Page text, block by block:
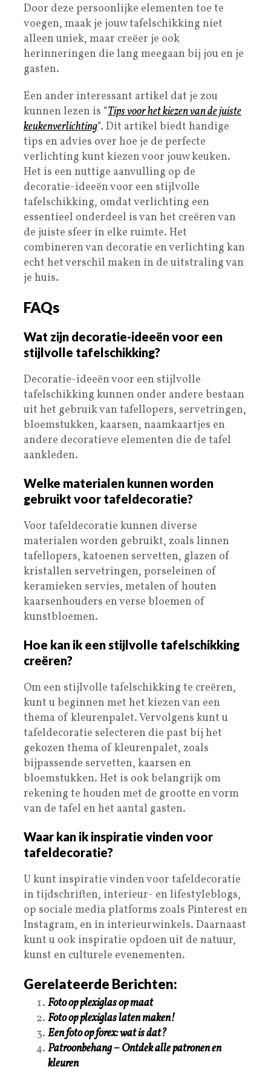
Door deze persoonlijke elementen toe te
voegen, maak je jouw tafelschikking niet
alleen uniek, maar creëer je ook
herinneringen die lang meegaan bij jou en je
gasten.
Een ander interessant artikel dat je zou
kunnen lezen is “Tips voor het kiezen van de juiste
keukenverlichting“. Dit artikel biedt handige
tips en advies over hoe je de perfecte
verlichting kunt kiezen voor jouw keuken.
Het is een nuttige aanvulling op de
decoratie-ideeën voor een stijlvolle
tafelschikking, omdat verlichting een
essentieel onderdeel is van het creëren van
de juiste sfeer in elke ruimte. Het
combineren van decoratie en verlichting kan
echt het verschil maken in de uitstraling van
je huis.
FAQs
Wat zijn decoratie-ideeën voor een
stijlvolle tafelschikking?
Decoratie-ideeën voor een stijlvolle
tafelschikking kunnen onder andere bestaan
uit het gebruik van tafellopers, servetringen,
bloemstukken, kaarsen, naamkaartjes en
andere decoratieve elementen die de tafel
aankleden.
Welke materialen kunnen worden
gebruikt voor tafeldecoratie?
Voor tafeldecoratie kunnen diverse
materialen worden gebruikt, zoals linnen
tafellopers, katoenen servetten, glazen of
kristallen servetringen, porseleinen of
keramieken servies, metalen of houten
kaarsenhouders en verse bloemen of
kunstbloemen.
Hoe kan ik een stijlvolle tafelschikking
creëren?
Om een stijlvolle tafelschikking te creëren,
kunt u beginnen met het kiezen van een
thema of kleurenpalet. Vervolgens kunt u
tafeldecoratie selecteren die past bij het
gekozen thema of kleurenpalet, zoals
bijpassende servetten, kaarsen en
bloemstukken. Het is ook belangrijk om
rekening te houden met de grootte en vorm
van de tafel en het aantal gasten.
Waar kan ik inspiratie vinden voor
tafeldecoratie?
U kunt inspiratie vinden voor tafeldecoratie
in tijdschriften, interieur- en lifestyleblogs,
op sociale media platforms zoals Pinterest en
Instagram, en in interieurwinkels. Daarnaast
kunt u ook inspiratie opdoen uit de natuur,
kunst en culturele evenementen.
Gerelateerde Berichten:
Foto op plexiglas op maat
Foto op plexiglas laten maken!
Een foto op forex: wat is dat?
Patroonbehang – Ontdek alle patronen en
kleuren